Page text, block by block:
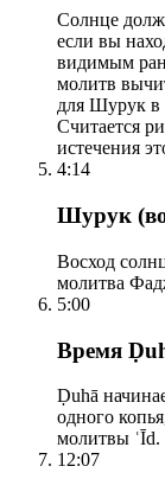
Солнце
если вы
видимым
молитв
для Шурук в
Считается
истечения
4:14
Шурук
Восход
молитва
5:00
Время
Ḍuhā
одного
молитвы ʿĪd.
12:07